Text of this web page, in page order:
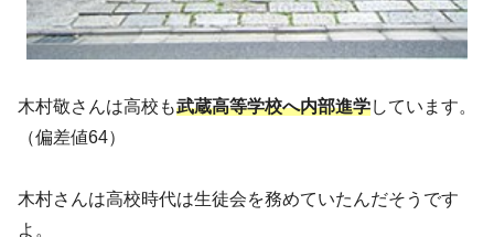
木村敬さんは高校も武蔵高等学校へ内部進学しています。
（偏差値64）
木村さんは高校時代は生徒会を務めていたんだそうです
よ。